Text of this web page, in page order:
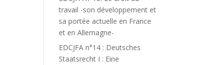
travail -son développement et
sa portée actuelle en France
et en Allemagne-
EDCJFA n°14 : Deutsches
Staatsrecht I : Eine